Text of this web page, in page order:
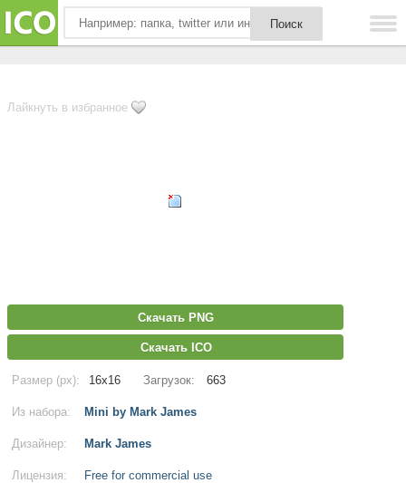
Лайкнуть в избранное
Скачать PNG
Скачать ICO
Размер (px): 16x16 Загрузок: 663
Из набора: Mini by Mark James
Дизайнер: Mark James
Лицензия: Free for commercial use